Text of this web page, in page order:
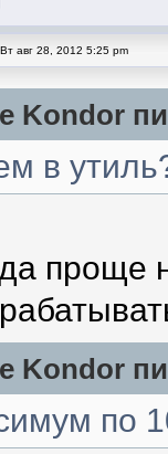
Вт авг 28, 2012 5:25 pm
Kondor
в
проще
Kondor
по